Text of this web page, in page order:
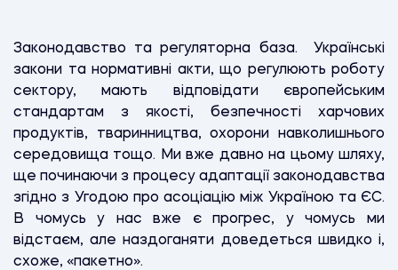
Законодавство та регуляторна база. Українські
закони та нормативні акти, що регулюють роботу
сектору, мають відповідати європейським
стандартам з якості, безпечності харчових
продуктів, тваринництва, охорони навколишнього
середовища тощо. Ми вже давно на цьому шляху,
ще починаючи з процесу адаптації законодавства
згідно з Угодою про асоціацію між Україною та ЄС.
В чомусь у нас вже є прогрес, у чомусь ми
відстаєм, але наздоганяти доведеться швидко і,
схоже, «пакетно».